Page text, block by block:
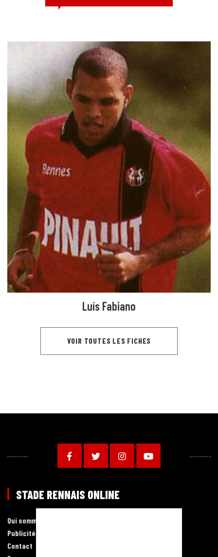
Luís Fabiano
VOIR TOUTES LES FICHES
STADE RENNAIS ONLINE
Qui sommes-nous ?
Publicité
Contact